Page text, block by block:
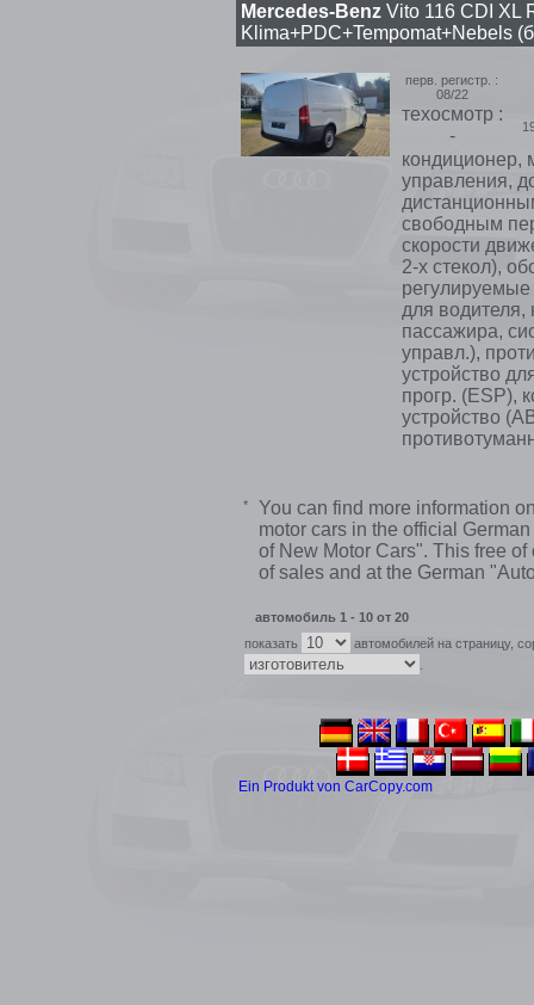
Mercedes-BenzVito 116 CDI XL
Klima+PDC+Tempomat+Nebels
перв. регистр. :
08/22
техосмотр :
-
кондиционер,
управления,
свободным
скорости
2-х стекол),
регулируемые
для водителя,
пассажира,
управл.),
устройство
прогр. (ESP),
устройство
*
You can find more information
motor cars in the official
of New Motor Cars". This free
of sales and at the German
автомобиль 1 - 10 от 20
показать
автомобилей на страницу,
Ein Produkt von CarCopy.com